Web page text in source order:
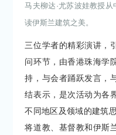
马夫柳达·尤苏波娃教授
读伊斯兰建筑之美。
三位学者的精彩演讲，
问环节，由香港珠海学
持，与会者踊跃发言，
结表示，是次活动为各
不同地区及领域的建筑
将道教、基督教和伊斯